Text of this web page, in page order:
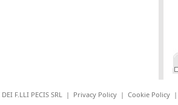
F.LLI PECIS SRL | Privacy Policy | Cookie Policy